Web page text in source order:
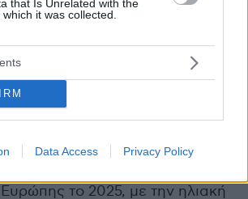
that Is Unrelated with the
it was collected.
Data Access Privacy Policy
το 2024, η Νοτιοανατολική
επίπεδα του νερού των
μέσου όρου. Η λίμνη Πρέσπα
φθίνουσα τάση της
δεκαετία του 1960.
πηγές ενέργειας
το 2025, με την ηλιακή